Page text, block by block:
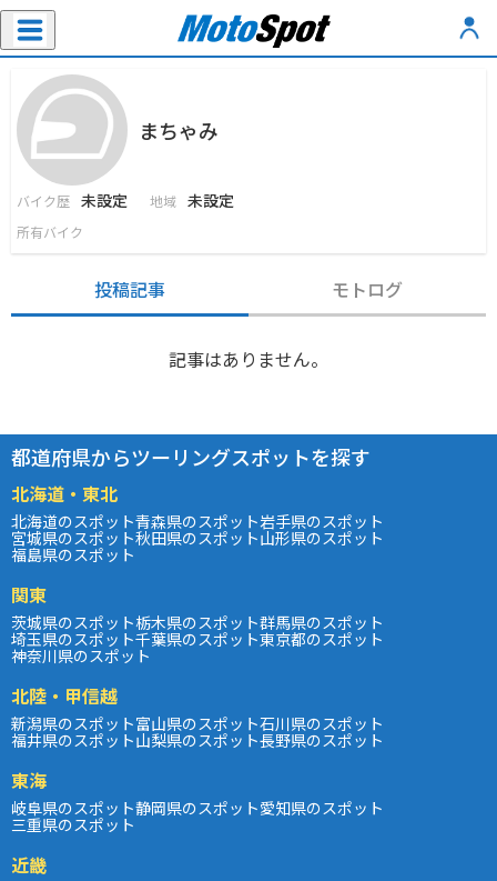
まちゃみ
バイク歴 未設定 地域 未設定
所有バイク
投稿記事 モトログ
記事はありません。
都道府県からツーリングスポットを探す
北海道・東北
北海道のスポット青森県のスポット岩手県のスポット
宮城県のスポット秋田県のスポット山形県のスポット
福島県のスポット
関東
茨城県のスポット栃木県のスポット群馬県のスポット
埼玉県のスポット千葉県のスポット東京都のスポット
神奈川県のスポット
北陸・甲信越
新潟県のスポット富山県のスポット石川県のスポット
福井県のスポット山梨県のスポット長野県のスポット
東海
岐阜県のスポット静岡県のスポット愛知県のスポット
三重県のスポット
近畿